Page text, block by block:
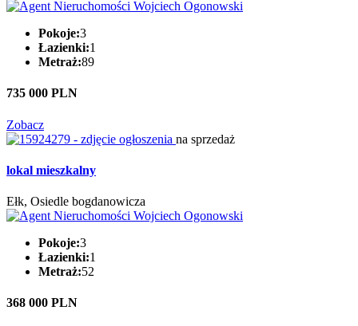
Pokoje:3
Łazienki:1
Metraż:89
735 000 PLN
Zobacz
na sprzedaż
lokal mieszkalny
Ełk, Osiedle bogdanowicza
Pokoje:3
Łazienki:1
Metraż:52
368 000 PLN